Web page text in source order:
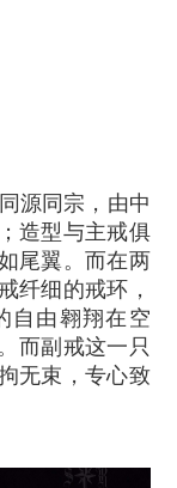
源同宗，由中
造型与主戒俱
尾翼。而在两
纤细的戒环，
由翱翔在空
而副戒这一只
无束，专心致